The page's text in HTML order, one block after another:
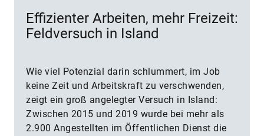
Effizienter Arbeiten, mehr Freizeit:
Feldversuch in Island
Wie viel Potenzial darin schlummert, im Job
keine Zeit und Arbeitskraft zu verschwenden,
zeigt ein groß angelegter Versuch in Island:
Zwischen 2015 und 2019 wurde bei mehr als
2.900 Angestellten im Öffentlichen Dienst die